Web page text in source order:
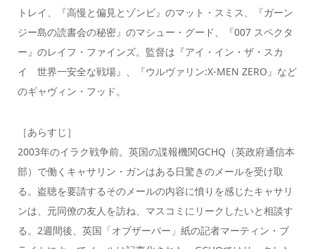
トレイ、『高慢と偏見とゾンビ』のマット・スミス、『ガーン
ジー島の読書会の秘密』のマシュー・グード、『007 スペクタ
ー』のレイフ・ファインズ。監督は『アイ・イン・ザ・スカ
イ 世界一安全な戦場』、『ウルヴァリン:X-MEN ZERO』など
のギャヴィン・フッド。
［あらすじ］
2003年のイラク戦争前。英国の諜報機関GCHQ（英政府通信本
部）で働くキャサリン・ガンはある日驚きのメールを受け取
る。盗聴を要請するそのメールの内容に憤りを感じたキャサリ
ンは、元同僚の友人を訪ね、マスコミにリークしたいと相談す
る。2週間後、英国「オブザーバー」紙の記者マーティン・ブ